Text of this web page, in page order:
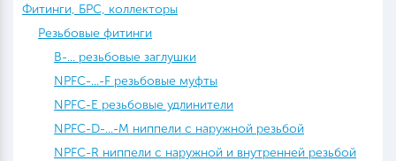
Фитинги, БРС, коллекторы
Резьбовые фитинги
B-... резьбовые заглушки
NPFC-...-F резьбовые муфты
NPFC-E резьбовые удлинители
NPFC-D-...-M ниппели с наружной резьбой
NPFC-R ниппели с наружной и внутренней резьбой